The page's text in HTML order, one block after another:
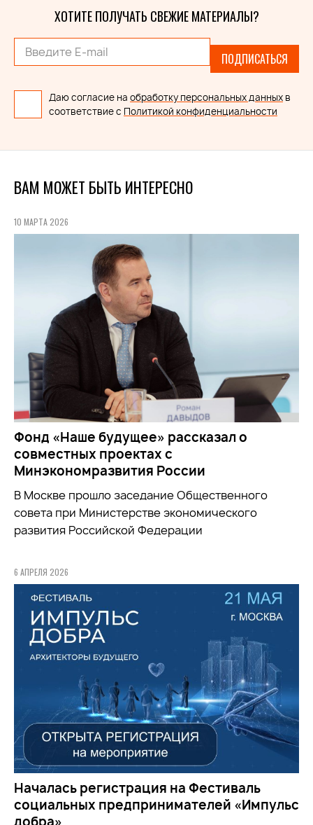
ХОТИТЕ ПОЛУЧАТЬ СВЕЖИЕ МАТЕРИАЛЫ?
ПОДПИСАТЬСЯ
Даю согласие на обработку персональных данных в
соответствие с Политикой конфиденциальности
ВАМ МОЖЕТ БЫТЬ ИНТЕРЕСНО
10 МАРТА 2026
Фонд «Наше будущее» рассказал о
совместных проектах с
Минэкономразвития России
В Москве прошло заседание Общественного
совета при Министерстве экономического
развития Российской Федерации
6 АПРЕЛЯ 2026
Началась регистрация на Фестиваль
социальных предпринимателей «Импульс